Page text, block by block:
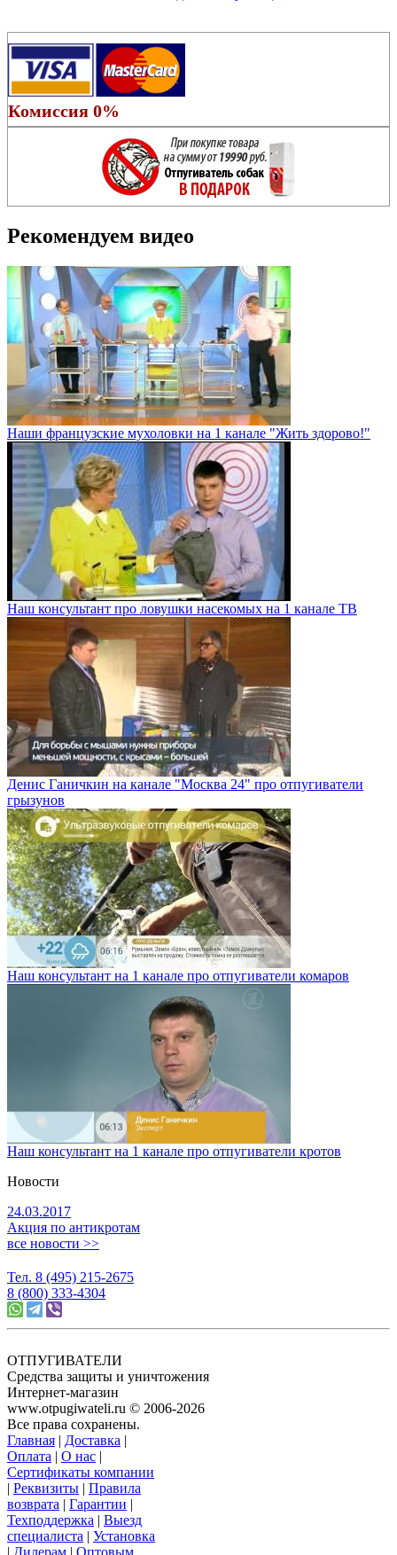
Комиссия 0%
Рекомендуем видео
Наши французские мухоловки на 1 канале "Жить здорово!"
Наш консультант про ловушки насекомых на 1 канале ТВ
Денис Ганичкин на канале "Москва 24" про отпугиватели
грызунов
Наш консультант на 1 канале про отпугиватели комаров
Наш консультант на 1 канале про отпугиватели кротов
Новости
24.03.2017
Акция по антикротам
все новости >>
Тел. 8 (495) 215-2675
8 (800) 333-4304
ОТПУГИВАТЕЛИ
Средства защиты и уничтожения
Интернет-магазин
www.otpugiwateli.ru © 2006-2026
Все права сохранены.
Главная | Доставка |
Оплата | О нас |
Сертификаты компании
| Реквизиты | Правила
возврата | Гарантии |
Техподдержка | Выезд
специалиста | Установка
| Дилерам | Оптовым